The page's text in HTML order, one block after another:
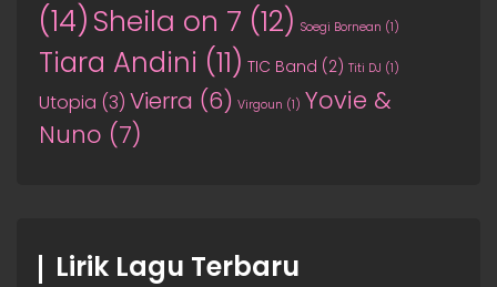
(14) Sheila on 7 (12) Soegi Bornean (1)
Tiara Andini (11) TIC Band (2) Titi DJ (1)
Utopia (3) Vierra (6) Virgoun (1) Yovie &
Nuno (7)
Lirik Lagu Terbaru